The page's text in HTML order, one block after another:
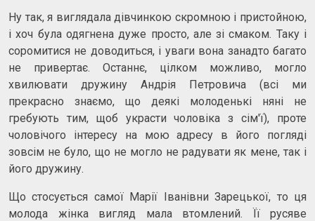
Ну так, я виглядала дівчинкою скромною і пристойною,
і хоч була одягнена дуже просто, але зі смаком. Таку і
соромитися не доводиться, і уваги вона занадто багато
не привертає. Останнє, цілком можливо, могло
хвилювати дружину Андрія Петровича (всі ми
прекрасно знаємо, що деякі молоденькі няні не
гребують тим, щоб украсти чоловіка з сім'ї), проте
чоловічого інтересу на мою адресу в його погляді
зовсім не було, що не могло не радувати як мене, так і
його дружину.
Що стосується самої Марії Іванівни Зарецької, то ця
молода жінка вигляд мала втомлений. Її русяве